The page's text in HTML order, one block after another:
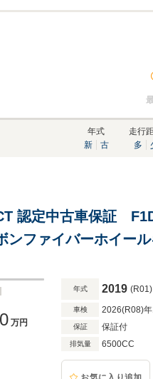
年式
新
古
走行
多
認定中古車保証
ファイバーホイール
万円
年式 2019 (R01)
車検 2026(R08)年
保証 保証付
排気量 6500CC